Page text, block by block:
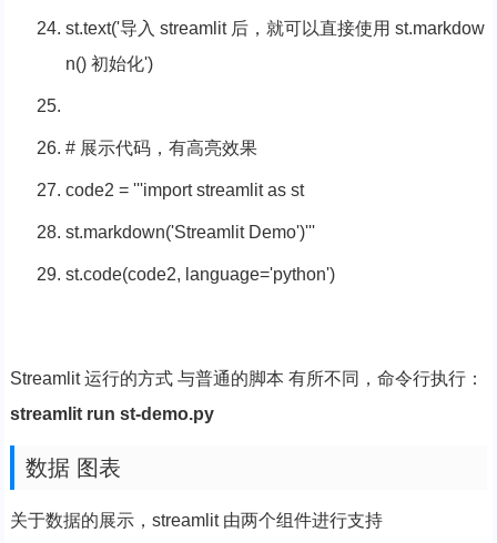
st.text('导入 streamlit 后，就可以直接使用 st.markdow
n() 初始化')
# 展示代码，有高亮效果
code2 = '''import streamlit as st
st.markdown('Streamlit Demo')'''
st.code(code2, language='python')
Streamlit 运行的方式 与普通的脚本 有所不同，命令行执行：
streamlit run st-demo.py
数据 图表
关于数据的展示，streamlit 由两个组件进行支持